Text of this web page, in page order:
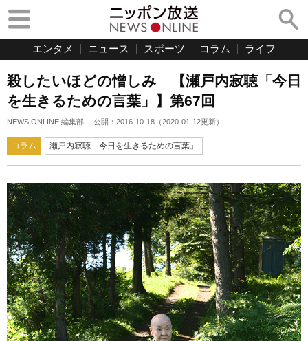
エンタメ ニュース スポーツ コラム ライフ
殺したいほどの憎しみ 【瀬戸内寂聴「今日
を生きるための言葉」】第67回
NEWS ONLINE 編集部 公開： 2016-10-18 （2020-01-12更新）
コラム 瀬戸内寂聴「今日を生きるための言葉」